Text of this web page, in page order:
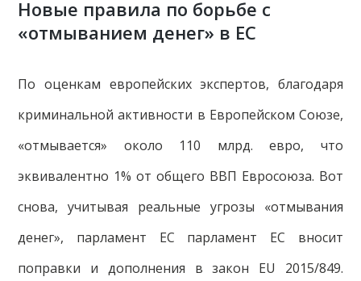
Новые правила по борьбе с
«отмыванием денег» в ЕС
По оценкам европейских экспертов, благодаря
криминальной активности в Европейском Союзе,
«отмывается» около 110 млрд. евро, что
эквивалентно 1% от общего ВВП Евросоюза. Вот
снова, учитывая реальные угрозы «отмывания
денег», парламент ЕС парламент ЕС вносит
поправки и дополнения в закон EU 2015/849.